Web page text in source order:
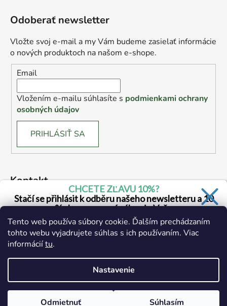
Tento web používa súbory cookie. Ďalším prechádzaním
tohto webu vyjadrujete súhlas s ich používaním. Viac
informáciítu.
Nastavenie
Odmietnuť Súhlasím
Odoberať newsletter
Vložte svoj e-mail a my Vám budeme zasielať informácie
o nových produktoch na našom e-shope.
Email
Vložením e-mailu súhlasíte s podmienkami ochrany
osobných údajov
PRIHLÁSIŤ SA
Kontakt
drogerie@drogerie.sk
+ 421 905 941 165
CHCETE ZĽAVU 10%?
Stačí se přihlásit k odběru našeho newsletteru a 10
% sleva na první nákup je Vaše